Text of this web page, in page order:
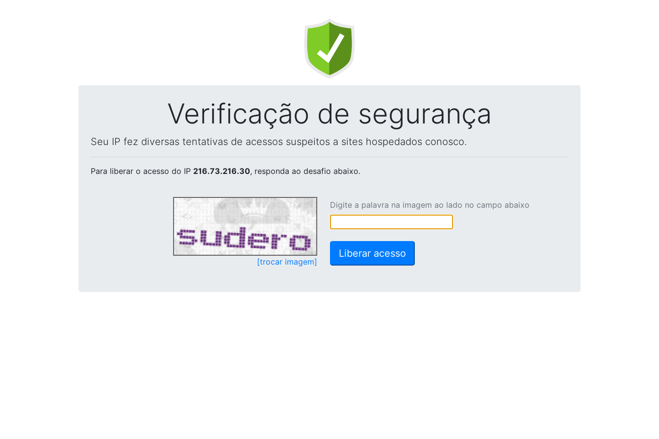
Verificação de segurança
Seu IP fez diversas tentativas de acessos suspeitos a sites hospedados conosco.
Para liberar o acesso do IP 216.73.216.30, responda ao desafio abaixo.
[trocar imagem]
Digite a palavra na imagem ao lado no campo abaixo